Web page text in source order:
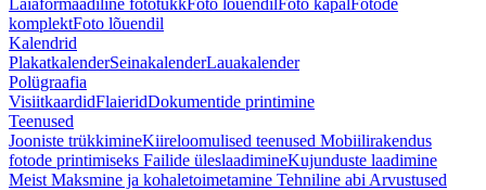
Laiaformaadiline fototükkFoto lõuendilFoto kapalFotode
komplektFoto lõuendil
Kalendrid
PlakatkalenderSeinakalenderLauakalender
Polügraafia
VisiitkaardidFlaieridDokumentide printimine
Teenused
Jooniste trükkimineKiireloomulised teenused Mobiilirakendus
fotode printimiseks Failide üleslaadimineKujunduste laadimine
Meist Maksmine ja kohaletoimetamine Tehniline abi Arvustused